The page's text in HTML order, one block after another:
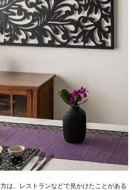
は、レストランなどで見かけたことがある